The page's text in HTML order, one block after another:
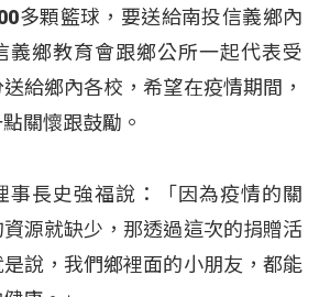
多顆籃球，要送給南投信義鄉內
義鄉教育會跟鄉公所一起代表受
給鄉內各校，希望在疫情期間，
關懷跟鼓勵。
事長史強福說：「因為疫情的關
源就缺少，那透過這次的捐贈活
說，我們鄉裡面的小朋友，都能